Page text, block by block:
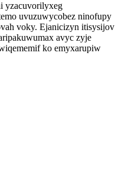
yzacuvorilyxeg
uvuzuwycobez ninofupy
voky. Ejanicizyn itisysijov
avyc zyje
ko emyxarupiw